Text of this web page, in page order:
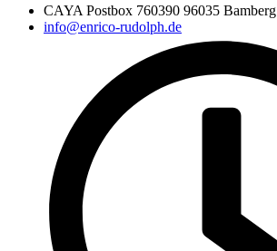
CAYA Postbox 760390 96035 Bamberg
info@enrico-rudolph.de